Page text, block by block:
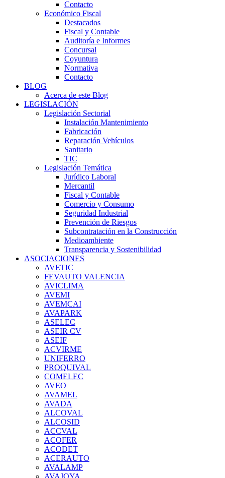
Contacto
Económico Fiscal
Destacados
Fiscal y Contable
Auditoría e Informes
Concursal
Coyuntura
Normativa
Contacto
BLOG
Acerca de este Blog
LEGISLACIÓN
Legislación Sectorial
Instalación Mantenimiento
Fabricación
Reparación Vehículos
Sanitario
TIC
Legislación Temática
Jurídico Laboral
Mercantil
Fiscal y Contable
Comercio y Consumo
Seguridad Industrial
Prevención de Riesgos
Subcontratación en la Construcción
Medioambiente
Transparencia y Sostenibilidad
ASOCIACIONES
AVETIC
FEVAUTO VALENCIA
AVICLIMA
AVEMI
AVEMCAI
AVAPARK
ASELEC
ASEIR CV
ASEIF
ACVIRME
UNIFERRO
PROQUIVAL
COMELEC
AVEO
AVAMEL
AVADA
ALCOVAL
ALCOSID
ACCVAL
ACOFER
ACODET
ACERAUTO
AVALAMP
AVAJOYA